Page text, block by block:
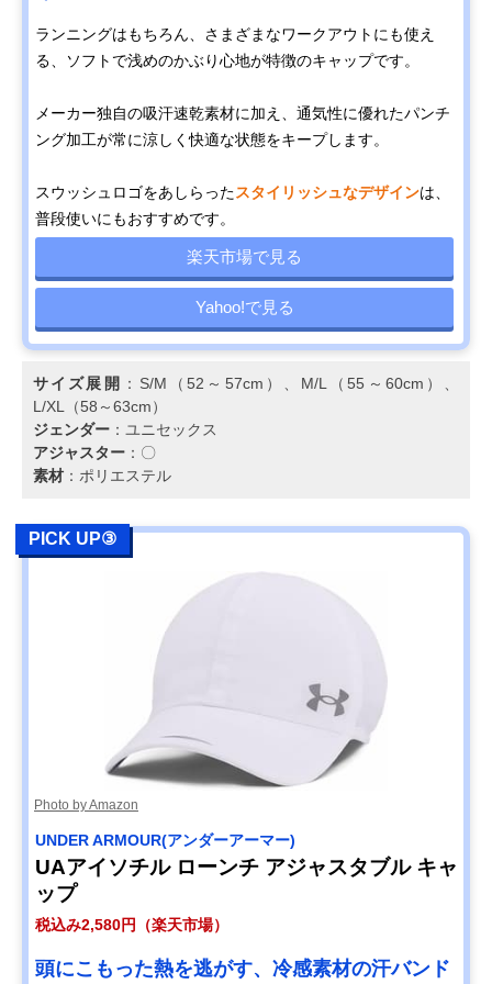
ランニングはもちろん、さまざまなワークアウトにも使え
る、ソフトで浅めのかぶり心地が特徴のキャップです。
メーカー独自の吸汗速乾素材に加え、通気性に優れたパンチ
ング加工が常に涼しく快適な状態をキープします。
スウッシュロゴをあしらったスタイリッシュなデザインは、
普段使いにもおすすめです。
楽天市場で見る
Yahoo!で見る
サイズ展開
：S/M（52～57cm）、M/L（55～60cm）、
L/XL（58～63cm）
ジェンダー ：ユニセックス
アジャスター ：〇
素材 ：ポリエステル
PICK UP③
Photo by Amazon
UNDER ARMOUR(アンダーアーマー)
UAアイソチル ローンチ アジャスタブル キャ
ップ
税込み2,580円（楽天市場）
頭にこもった熱を逃がす、冷感素材の汗バンド